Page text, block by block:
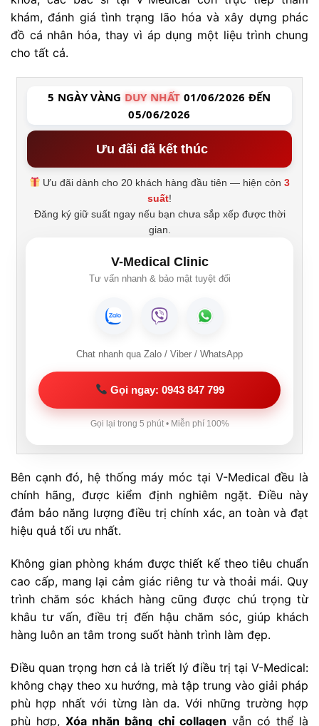
khám, đánh giá tình trạng lão hóa và xây dựng phác
đồ cá nhân hóa, thay vì áp dụng một liệu trình chung
cho tất cả.
5 NGÀY VÀNG DUY NHẤT 01/06/2026 ĐẾN
05/06/2026
Ưu đãi đã kết thúc
Ưu đãi dành cho 20 khách hàng đầu tiên — hiện còn3
suất!
Đăng ký giữ suất ngay nếu bạn chưa sắp xếp được thời
gian.
V-Medical Clinic
Tư vấn nhanh & bảo mật tuyệt đối
Chat nhanh qua Zalo / Viber / WhatsApp
Gọi ngay: 0943 847 799
Gọi lại trong 5 phút • Miễn phí 100%
Bên cạnh đó, hệ thống máy móc tại V-Medical đều là
chính hãng, được kiểm định nghiêm ngặt. Điều này
đảm bảo năng lượng điều trị chính xác, an toàn và đạt
hiệu quả tối ưu nhất.
Không gian phòng khám được thiết kế theo tiêu chuẩn
cao cấp, mang lại cảm giác riêng tư và thoải mái. Quy
trình chăm sóc khách hàng cũng được chú trọng từ
khâu tư vấn, điều trị đến hậu chăm sóc, giúp khách
hàng luôn an tâm trong suốt hành trình làm đẹp.
Điều quan trọng hơn cả là triết lý điều trị tại V-Medical:
không chạy theo xu hướng, mà tập trung vào giải pháp
phù hợp nhất với từng làn da. Với những trường hợp
phù hợp,Xóa nhăn bằng chỉ collagen vẫn có thể là